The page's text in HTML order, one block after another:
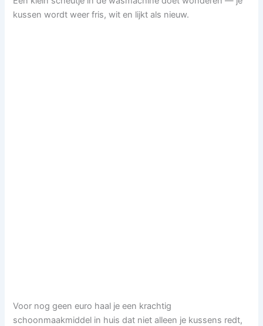
kussen wordt weer fris, wit en lijkt als nieuw.
Voor nog geen euro haal je een krachtig
schoonmaakmiddel in huis dat niet alleen je kussens redt,